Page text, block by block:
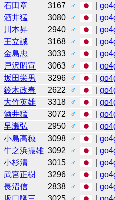
石田章 3167 ♂ |
酒井猛 3080 ♂ |
川本昇 2940 ♂ |
王立誠 3168 ♂ |
金島忠 3033 ♂ |
戸沢昭宣 3063 ♂ |
坂田栄男 3296 ♂ |
鈴木政春 2622 ♂ |
大竹英雄 3318 ♂ |
酒井猛 3072 ♂ |
早瀬弘 2950 ♂ |
小島高穂 3098 ♂ |
牛之浜撮雄 3092 ♂ |
小杉清 3015 ♂ |
武宮正樹 3296 ♂ |
長沼信 2838 ♂ |